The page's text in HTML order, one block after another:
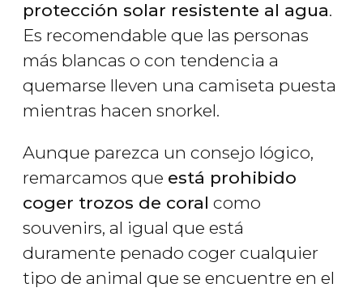
protección solar resistente al agua.
Es recomendable que las personas
más blancas o con tendencia a
quemarse lleven una camiseta puesta
mientras hacen snorkel.
Aunque parezca un consejo lógico,
remarcamos que está prohibido
coger trozos de coral como
souvenirs, al igual que está
duramente penado coger cualquier
tipo de animal que se encuentre en el